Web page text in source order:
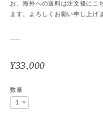
お、海外への送料は注文後にこ
ます。よろしくお願い申し上げ
¥33,000
数量